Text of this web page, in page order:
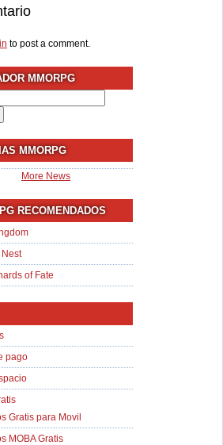
to post a comment.
MMORPG
MMORPG
More News
RECOMENDADOS
Nest
of Fate
pago
Gratis para Movil
MOBA Gratis